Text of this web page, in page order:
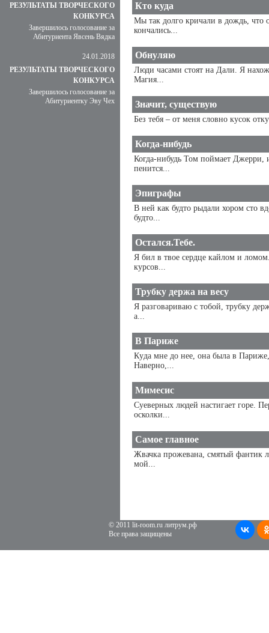
РЕЗУЛЬТАТЫ ТВОРЧЕСКОГО
КОНКУРСА
Завершилось голосование за
Абитуриента Явсень Вядка
24.01.2018
РЕЗУЛЬТАТЫ ТВОРЧЕСКОГО
КОНКУРСА
Завершилось голосование за
Абитуриентку Эву Чех
Кто куда
Мы так долго кричали в дождь, что
кончались...
Обнуляю
Люди часами стоят на Дали. Я
Магия...
Значит, существую
Без тебя – от меня словно кусок
Когда-нибудь
Когда-нибудь Том поймает Джерри,
пенится...
Эпиграфы
В ней как будто рыдали хором сто
будто...
Остался.Тебе.
Я бил в твое сердце кайлом и
курсов...
Трубку держа на весу
Я разговариваю с тобой, трубку
а...
В Париже
Кyдa мнe дo нee, oнa былa в
Наверно,...
Мимесис
Суеверных людей настигает горе.
осколки...
Самое главное
Жвачка прожевана, смятый фантик
мой...
© 2011 lit-room.ru литрум.рф
Все права защищены